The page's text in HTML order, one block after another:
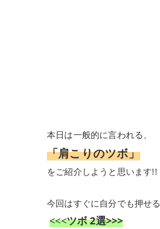
本日は一般的に言われる、
「肩こりのツボ」
をご紹介しようと思います!!
今回はすぐに自分でも押せる
<<<ツボ 2選>>>